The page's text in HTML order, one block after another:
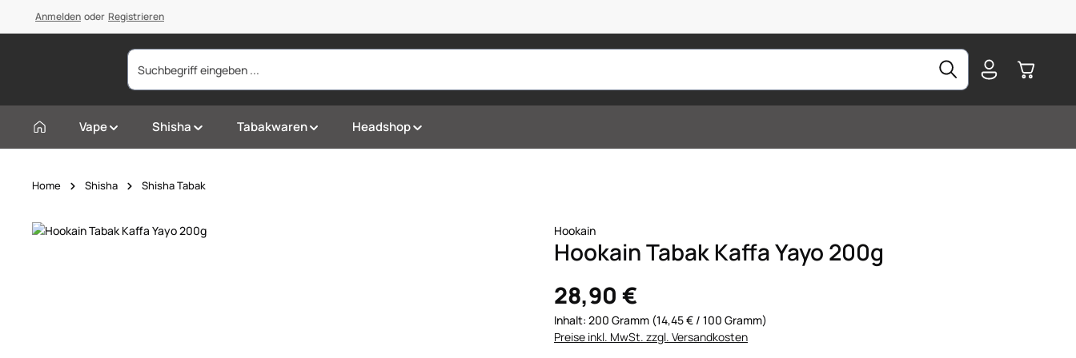
Zur Hauptnavigation springen
Anmelden oder Registrieren
Vape Shisha Tabakwaren Headshop
Home Shisha Shisha Tabak
Bildergalerie überspringen Hookain
Hookain Tabak Kaffa Yayo 200g
28,90 €
Inhalt: 200 Gramm (14,45 € / 100 Gramm)
Preise inkl. MwSt. zzgl. Versandkosten